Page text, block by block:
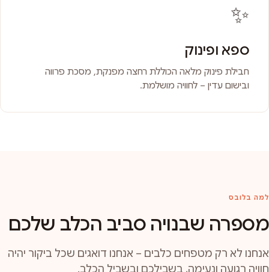
✨
ספא ופינוק
חבילת פינוק מלאה הכוללת רחצה מפנקת, מסכת פרווה
ובישום עדין – לחוויה מושלמת.
למה בלובס
מספרה שבנויה סביב הכלב שלכם
אנחנו לא רק מטפחים כלבים – אנחנו דואגים שכל ביקור יהיה
חוויה רגועה ונעימה, בשבילכם ובשביל הכלב.